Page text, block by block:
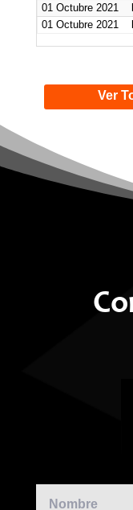
01 Octubre 2021
01 Octubre 2021
Ver